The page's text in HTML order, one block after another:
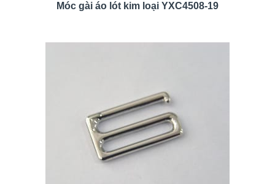
Móc gài áo lót kim loại YXC4508-19